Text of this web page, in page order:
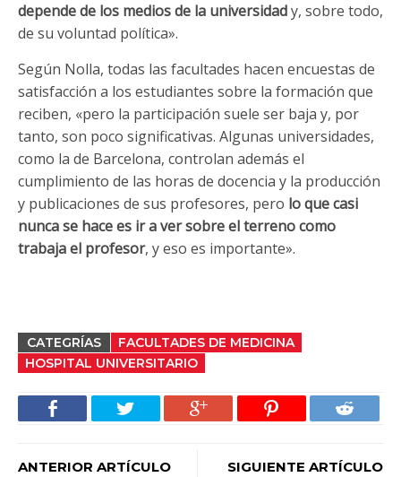
depende de los medios de la universidady, sobre todo,
de su voluntad política».
Según Nolla, todas las facultades hacen encuestas de
satisfacción a los estudiantes sobre la formación que
reciben, «pero la participación suele ser baja y, por
tanto, son poco significativas. Algunas universidades,
como la de Barcelona, controlan además el
cumplimiento de las horas de docencia y la producción
y publicaciones de sus profesores, pero lo que casi
nunca se hace es ir a ver sobre el terreno como
trabaja el profesor, y eso es importante».
CATEGRÍAS
FACULTADES DE MEDICINA
HOSPITAL UNIVERSITARIO
ANTERIOR ARTÍCULO
SIGUIENTE ARTÍCULO